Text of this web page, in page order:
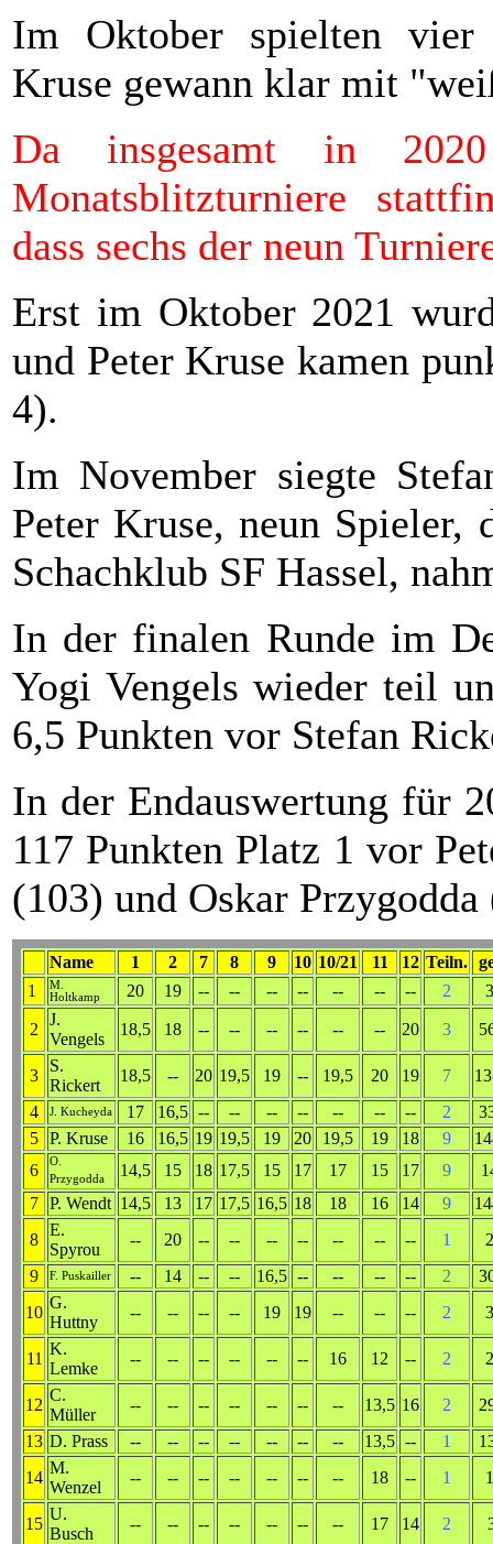
Im Oktober spielten vier
Kruse gewann klar mit
Da insgesamt in
Monatsblitzturniere
dass sechs der neun
Erst im Oktober 2021
und Peter Kruse kamen
4).
Im November siegte
Peter Kruse, neun Spieler,
Schachklub SF Hassel,
In der finalen Runde im
Yogi Vengels wieder teil
6,5 Punkten vor Stefan
In der Endauswertung für
117 Punkten Platz 1 vor
(103) und Oskar
Name 1 2 7 8 9 10 10/21 11 12 Teiln.
1
M.
Holtkamp
20 19 -- -- -- -- -- -- -- 2
2
J.
Vengels
18,5 18 -- -- -- -- -- -- 20 3
3
S.
Rickert
18,5 -- 20 19,5 19 -- 19,5 20 19 7
4
J. Kucheyda 17 16,5 -- -- -- -- -- -- -- 2
5 P. Kruse 16 16,5 19 19,5 19 20 19,5 19 18 9
6
O.
Przygodda
14,5 15 18 17,5 15 17 17 15 17 9
7 P. Wendt 14,5 13 17 17,5 16,5 18 18 16 14 9
8
E.
Spyrou
-- 20 -- -- -- -- -- -- -- 1
9
F. Puskailler -- 14 -- -- 16,5 -- -- -- -- 2
10
G.
Huttny
-- -- -- -- 19 19 -- -- -- 2
11
K.
Lemke
-- -- -- -- -- -- 16 12 -- 2
12
C.
Müller
-- -- -- -- -- -- -- 13,5 16 2
13 D. Prass -- -- -- -- -- -- -- 13,5 -- 1
14
M.
Wenzel
-- -- -- -- -- -- -- 18 -- 1
15
U.
Busch
-- -- -- -- -- -- -- 17 14 2